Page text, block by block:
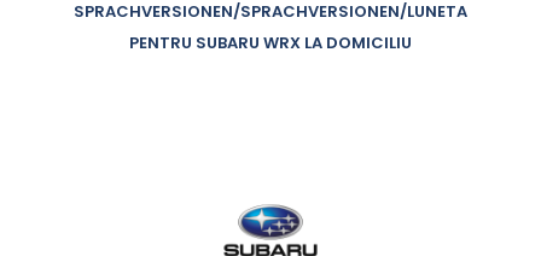
SPRACHVERSIONEN/SPRACHVERSIONEN/LUNETA
PENTRU SUBARU WRX LA DOMICILIU